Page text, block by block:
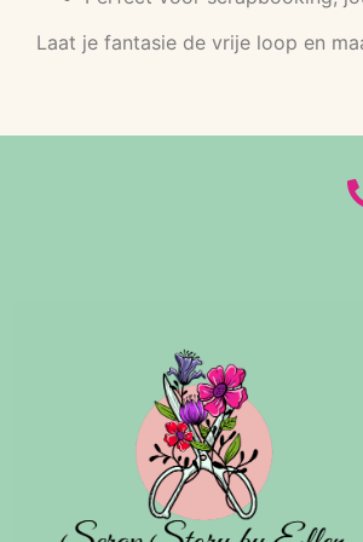
Laat je fantasie de vrije loop en